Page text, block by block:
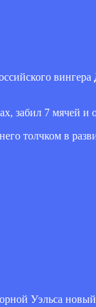
вингера
забил 7 мячей и
толчком в
Уэльса